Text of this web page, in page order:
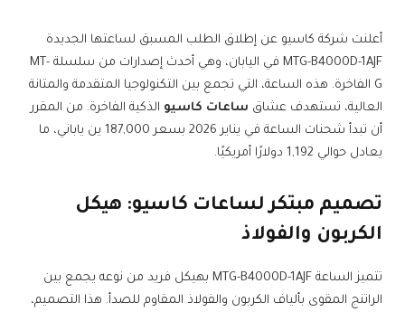
أعلنت شركة كاسيو عن إطلاق الطلب المسبق لساعتها الجديدة
MTG-B4000D-1AJF في اليابان، وهي أحدث إصدارات من سلسلة MT-
G الفاخرة. هذه الساعة، التي تجمع بين التكنولوجيا المتقدمة والمتانة
العالية، تستهدف عشاق ساعات كاسيو الذكية الفاخرة. من المقرر
أن تبدأ شحنات الساعة في يناير 2026 بسعر 187,000 ين ياباني، ما
يعادل حوالي 1,192 دولارًا أمريكيًا.
تصميم مبتكر لساعات كاسيو: هيكل
الكربون والفولاذ
تتميز الساعة MTG-B4000D-1AJF بهيكل فريد من نوعه يجمع بين
الراتنج المقوى بألياف الكربون والفولاذ المقاوم للصدأ. هذا التصميم،